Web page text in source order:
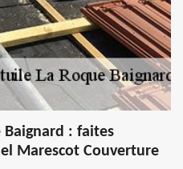
Baignard : faites
Marescot Couverture